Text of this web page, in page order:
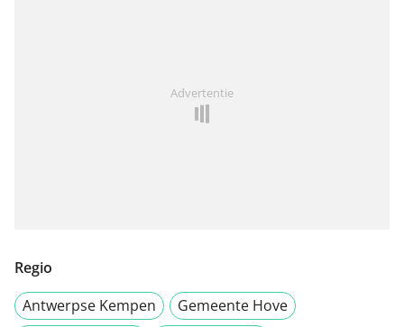
Advertentie
Regio
Antwerpse Kempen
Gemeente Hove